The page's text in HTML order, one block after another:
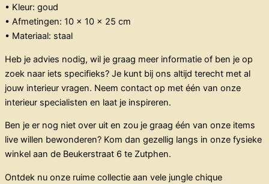
• Kleur: goud
• Afmetingen: 10 x 10 x 25 cm
• Materiaal: staal
Heb je advies nodig, wil je graag meer informatie of ben je op
zoek naar iets specifieks? Je kunt bij ons altijd terecht met al
jouw interieur vragen. Neem contact op met één van onze
interieur specialisten en laat je inspireren.
Ben je er nog niet over uit en zou je graag één van onze items
live willen bewonderen? Kom dan gezellig langs in onze fysieke
winkel aan de Beukerstraat 6 te Zutphen.
Ontdek nu onze ruime collectie aan vele jungle chique